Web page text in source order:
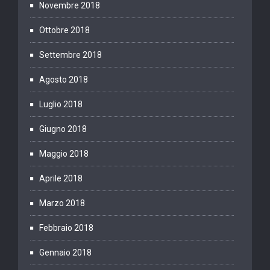
Novembre 2018
Ottobre 2018
Settembre 2018
Agosto 2018
Luglio 2018
Giugno 2018
Maggio 2018
Aprile 2018
Marzo 2018
Febbraio 2018
Gennaio 2018